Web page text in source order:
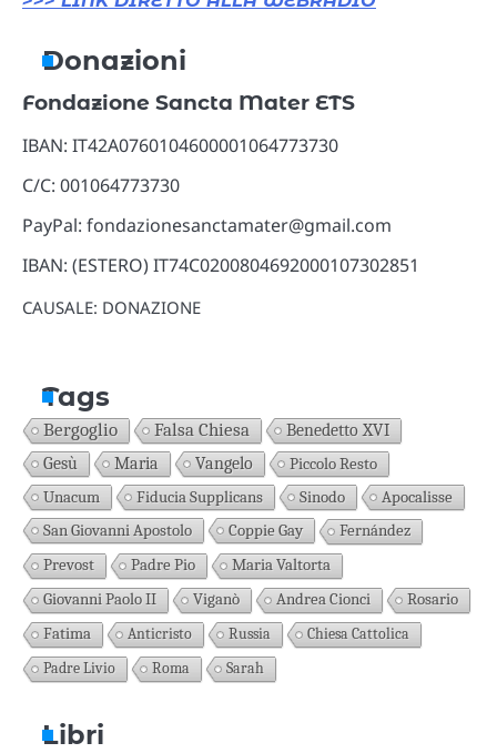
Donazioni
Fondazione Sancta Mater ETS
IBAN: IT42A0760104600001064773730
C/C: 001064773730
PayPal: fondazionesanctamater@gmail.com
IBAN: (ESTERO) IT74C0200804692000107302851
CAUSALE: DONAZIONE
Tags
Bergoglio Falsa Chiesa Benedetto XVI
Gesù Maria Vangelo
Piccolo Resto
Unacum
Fiducia Supplicans Sinodo
Apocalisse
San Giovanni Apostolo
Coppie Gay
Fernández
Prevost
Padre Pio
Maria Valtorta
Giovanni Paolo II
Viganò Andrea Cionci
Rosario
Fatima
Anticristo Russia
Chiesa Cattolica
Padre Livio
Roma Sarah
Libri